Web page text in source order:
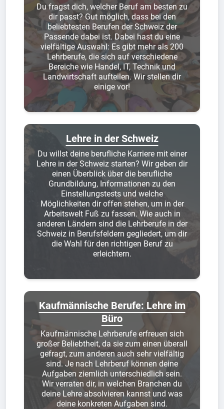
Du fragst dich, welcher Beruf am besten zu
dir passt? Gut möglich, dass bei den
beliebtesten Berufen der Schweiz der
Passende dabei ist. Dabei hast du eine
vielfältige Auswahl: Es gibt mehr als 200
Lehrberufe, die sich auf verschiedene
Bereiche wie Handel, IT, Technik und
Landwirtschaft aufteilen. Wir stellen dir
einige vor!
Lehre in der Schweiz
Du willst deine berufliche Karriere mit einer
Lehre in der Schweiz starten? Wir geben dir
einen Überblick über die berufliche
Grundbildung, Informationen zu den
Einstellungstests und welche
Möglichkeiten dir offen stehen, um in der
Arbeitswelt Fuß zu fassen. Wie auch in
anderen Ländern sind die Lehrberufe in der
Schweiz in Berufsfeldern gegliedert, um dir
die Wahl für den richtigen Beruf zu
erleichtern.
Kaufmännische Berufe: Lehre im
Büro
Kaufmännische Lehrberufe erfreuen sich
großer Beliebtheit, da sie zum einen überall
gefragt, zum anderen auch sehr vielfältig
sind. Je nach Lehrberuf können deine
Aufgaben ziemlich unterschiedlich sein.
Wir verraten dir, in welchen Branchen du
deine Lehre absolvieren kannst und was
deine konkreten Aufgaben sind.